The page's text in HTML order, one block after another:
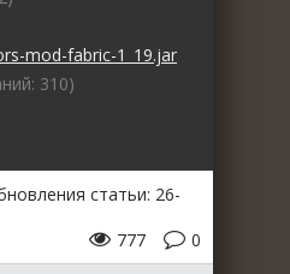
mod-fabric-1_19.jar
310)
статьи: 26-
0
777